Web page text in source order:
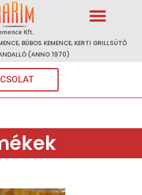
BÚBOS KEMENCE, KERTI GRILLSÜTŐ
(ANNO 1970)